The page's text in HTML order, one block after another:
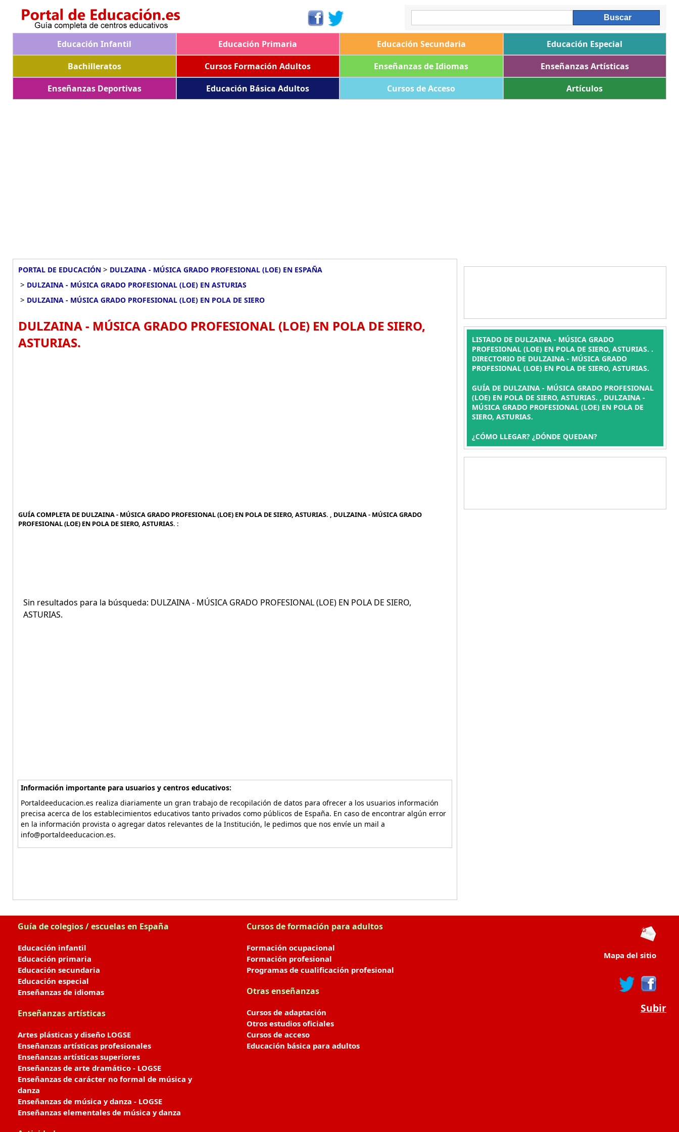
Educación Infantil Educación Primaria Educación Secundaria
Educación Especial
Bachilleratos
Cursos Formación Adultos Enseñanzas de Idiomas
Enseñanzas Artísticas
Enseñanzas Deportivas
Educación Básica Adultos Cursos de Acceso Artículos
PORTAL DE EDUCACIÓN > DULZAINA - MÚSICA GRADO PROFESIONAL (LOE) EN ESPAÑA
> DULZAINA - MÚSICA GRADO PROFESIONAL (LOE) EN ASTURIAS
> DULZAINA - MÚSICA GRADO PROFESIONAL (LOE) EN POLA DE SIERO
DULZAINA - MÚSICA GRADO PROFESIONAL (LOE) EN POLA DE SIERO,
ASTURIAS.
GUÍA COMPLETA DE DULZAINA - MÚSICA GRADO PROFESIONAL (LOE) EN POLA DE SIERO, ASTURIAS. , DULZAINA - MÚSICA GRADO
PROFESIONAL (LOE) EN POLA DE SIERO, ASTURIAS. :
Sin resultados para la búsqueda: DULZAINA - MÚSICA GRADO PROFESIONAL (LOE) EN POLA DE SIERO,
ASTURIAS.
Información importante para usuarios y centros educativos:
Portaldeeducacion.es realiza diariamente un gran trabajo de recopilación de datos para ofrecer a los usuarios información
precisa acerca de los establecimientos educativos tanto privados como públicos de España. En caso de encontrar algún error
en la información provista o agregar datos relevantes de la Institución, le pedimos que nos envíe un mail a
info@portaldeeducacion.es.
LISTADO DE DULZAINA - MÚSICA GRADO
PROFESIONAL (LOE) EN POLA DE SIERO, ASTURIAS. .
DIRECTORIO DE DULZAINA - MÚSICA GRADO
PROFESIONAL (LOE) EN POLA DE SIERO, ASTURIAS.
GUÍA DE DULZAINA - MÚSICA GRADO PROFESIONAL
(LOE) EN POLA DE SIERO, ASTURIAS. , DULZAINA -
MÚSICA GRADO PROFESIONAL (LOE) EN POLA DE
SIERO, ASTURIAS.
¿CÓMO LLEGAR? ¿DÓNDE QUEDAN?
Guía de colegios / escuelas en España
Educación infantil
Educación primaria
Educación secundaria
Educación especial
Enseñanzas de idiomas
Enseñanzas artísticas
Artes plásticas y diseño LOGSE
Enseñanzas artísticas profesionales
Enseñanzas artísticas superiores
Enseñanzas de arte dramático - LOGSE
Enseñanzas de carácter no formal de música y
danza
Enseñanzas de música y danza - LOGSE
Enseñanzas elementales de música y danza
Cursos de formación para adultos
Formación ocupacional
Formación profesional
Programas de cualificación profesional
Otras enseñanzas
Cursos de adaptación
Otros estudios oficiales
Cursos de acceso
Educación básica para adultos
Mapa del sitio
Subir